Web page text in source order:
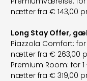
nætter fra € 143,00
Long Stay Offer,
Piazzola Comfort:
nætter fra € 263,00
Premium Room: for
nætter fra € 319,00